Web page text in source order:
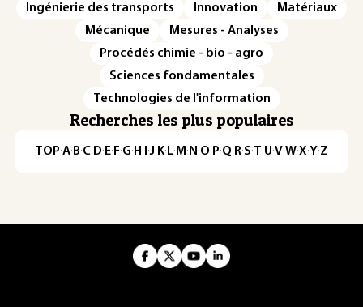
Ingénierie des transports
Innovation
Matériaux
Mécanique
Mesures - Analyses
Procédés chimie - bio - agro
Sciences fondamentales
Technologies de l'information
Recherches les plus populaires
TOP·A·B·C· D· E· F·G· H · ·J· K· L· M · N ·O· P·Q· R·S·T·U·V·W·X·Y·Z